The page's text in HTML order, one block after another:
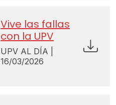
Vive las fallas
con la UPV
UPV AL DÍA |
16/03/2026